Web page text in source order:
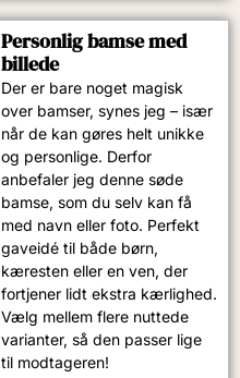
Personlig bamse med
billede
Der er bare noget magisk
over bamser, synes jeg – især
når de kan gøres helt unikke
og personlige. Derfor
anbefaler jeg denne søde
bamse, som du selv kan få
med navn eller foto. Perfekt
gaveidé til både børn,
kæresten eller en ven, der
fortjener lidt ekstra kærlighed.
Vælg mellem flere nuttede
varianter, så den passer lige
til modtageren!